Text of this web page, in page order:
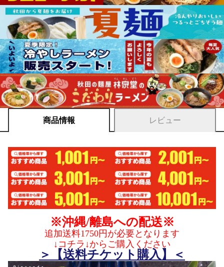
商品情報 レビュー
※沖縄/離島への配送※
追加送料1750円が必要となります
↓コチラ↓からご購入ください
＞【送料チケット購入】＜